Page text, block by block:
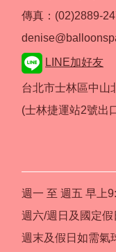
傳真：(02)2889-
LINE加好友
台北市士林區中山
(士林捷運站2號出
週一 至 週五 早上
週六/週日及國定
週末及假日如需氣